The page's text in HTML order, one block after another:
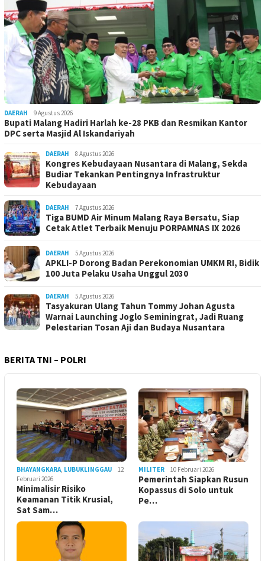
DAERAH 9 Agustus 2026
Bupati Malang Hadiri Harlah ke-28 PKB dan Resmikan Kantor
DPC serta Masjid Al Iskandariyah
DAERAH 8 Agustus 2026
Kongres Kebudayaan Nusantara di Malang, Sekda
Budiar Tekankan Pentingnya Infrastruktur
Kebudayaan
DAERAH 7 Agustus 2026
Tiga BUMD Air Minum Malang Raya Bersatu, Siap
Cetak Atlet Terbaik Menuju PORPAMNAS IX 2026
DAERAH 5 Agustus 2026
APKLI-P Dorong Badan Perekonomian UMKM RI, Bidik
100 Juta Pelaku Usaha Unggul 2030
DAERAH 5 Agustus 2026
Tasyakuran Ulang Tahun Tommy Johan Agusta
Warnai Launching Joglo Seminingrat, Jadi Ruang
Pelestarian Tosan Aji dan Budaya Nusantara
BERITA TNI – POLRI
BHAYANGKARA, LUBUKLINGGAU
12
Februari 2026
Minimalisir Risiko
Keamanan Titik Krusial,
Sat Sam…
MILITER 10 Februari 2026
Pemerintah Siapkan Rusun
Kopassus di Solo untuk
Pe…